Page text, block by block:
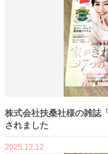
株式会社扶桑社様の雑誌
されました
2025.12.12